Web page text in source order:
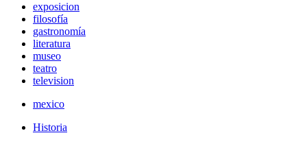
exposicion
filosofía
gastronomía
literatura
museo
teatro
television
mexico
Historia